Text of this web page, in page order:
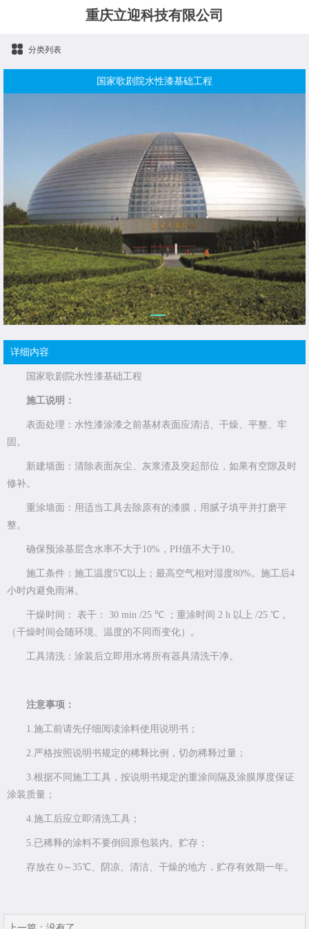
重庆立迎科技有限公司
分类列表
国家歌剧院水性漆基础工程
详细内容
国家歌剧院水性漆基础工程
施工说明：
表面处理：水性漆涂漆之前基材表面应清洁、干燥、平整、牢
固。
新建墙面：清除表面灰尘、灰浆渣及突起部位，如果有空隙及时
修补。
重涂墙面：用适当工具去除原有的漆膜，用腻子填平并打磨平
整。
确保预涂基层含水率不大于10%，PH值不大于10。
施工条件：施工温度5℃以上；最高空气相对湿度80%。施工后4
小时内避免雨淋。
干燥时间： 表干： 30 min /25 ℃ ；重涂时间 2 h 以上 /25 ℃ 。
（干燥时间会随环境、温度的不同而变化）。
工具清洗：涂装后立即用水将所有器具清洗干净。
注意事项：
1.施工前请先仔细阅读涂料使用说明书；
2.严格按照说明书规定的稀释比例，切勿稀释过量；
3.根据不同施工工具，按说明书规定的重涂间隔及涂膜厚度保证
涂装质量；
4.施工后应立即清洗工具；
5.已稀释的涂料不要倒回原包装内。贮存：
存放在 0～35℃、阴凉、清洁、干燥的地方．贮存有效期一年。